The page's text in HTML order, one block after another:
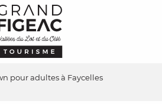
pour adultes à Faycelles